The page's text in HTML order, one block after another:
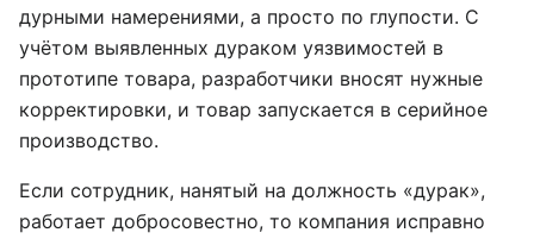
дурными намерениями, а просто по глупости. С
учётом выявленных дураком уязвимостей в
прототипе товара, разработчики вносят нужные
корректировки, и товар запускается в серийное
производство.
Если сотрудник, нанятый на должность «дурак»,
работает добросовестно, то компания исправно